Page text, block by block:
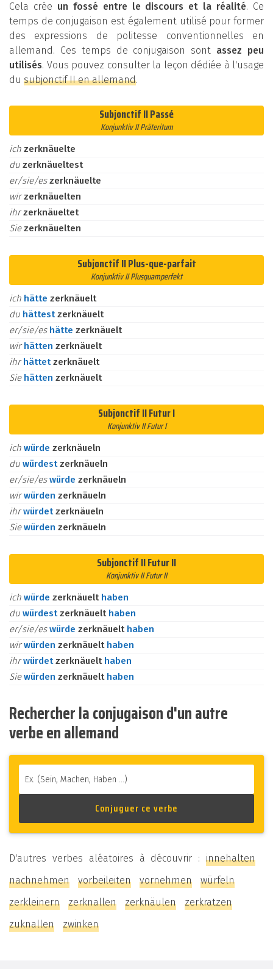
Cela crée un fossé entre le discours et la réalité. Ce
temps de conjugaison est également utilisé pour former
des expressions de politesse conventionnelles en
allemand. Ces temps de conjugaison sont assez peu
utilisés. Vous pouvez consulter la leçon dédiée à l'usage
du subjonctif II en allemand.
Subjonctif II Passé
Konjunktiv II Präteritum
ich zerknäuelte
du zerknäueltest
er/sie/eszerknäuelte
wirzerknäuelten
ihrzerknäueltet
Siezerknäuelten
Subjonctif II Plus-que-parfait
Konjunktiv II Plusquamperfekt
ich hätte zerknäuelt
du hättestzerknäuelt
er/sie/es hätte zerknäuelt
wirhätten zerknäuelt
ihrhättetzerknäuelt
Sie hätten zerknäuelt
Subjonctif II Futur I
Konjunktiv II Futur I
ich würde zerknäueln
du würdestzerknäueln
er/sie/eswürde zerknäueln
wirwürden zerknäueln
ihrwürdetzerknäueln
Siewürden zerknäueln
Subjonctif II Futur II
Konjunktiv II Futur II
ich würde zerknäuelt haben
du würdestzerknäuelt haben
er/sie/eswürde zerknäuelt haben
wirwürden zerknäuelt haben
ihrwürdetzerknäuelt haben
Siewürden zerknäuelt haben
Rechercher la conjugaison d'un autre
verbe en allemand
D'autres verbes aléatoires à découvrir : innehalten
nachnehmen
vorbeileiten vornehmen
würfeln
zerkleinern
zerknallen zerknäulen
zerkratzen
zuknallen
zwinken